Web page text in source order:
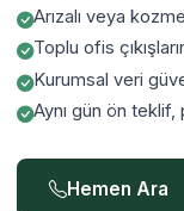
Arızalı veya
Toplu ofis
Kurumsal veri
Aynı gün ön teklif,
Hemen Ara